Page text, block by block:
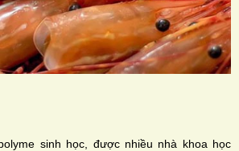
sinh học, được nhiều nhà khoa học